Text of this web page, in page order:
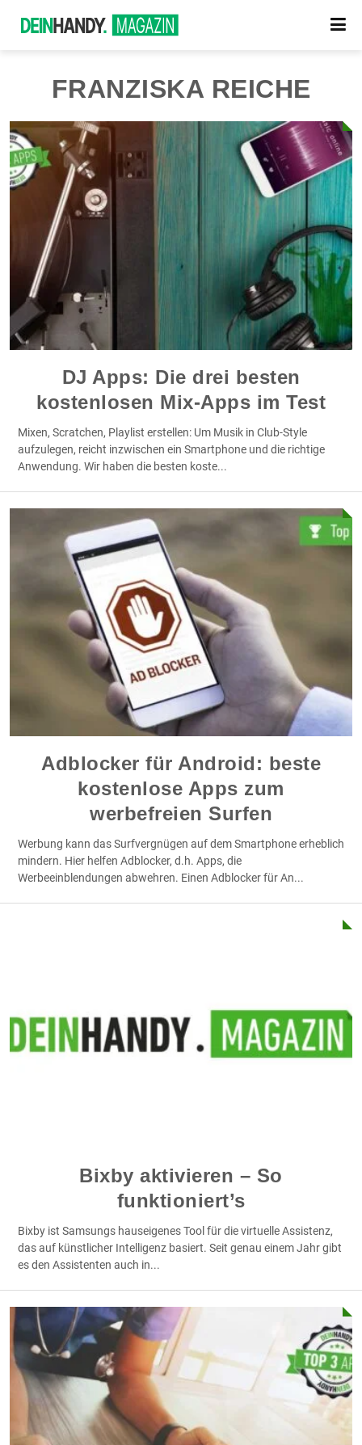
FRANZISKA REICHE
DJ Apps: Die drei besten
kostenlosen Mix-Apps im Test
Mixen, Scratchen, Playlist erstellen: Um Musik in Club-Style
aufzulegen, reicht inzwischen ein Smartphone und die richtige
Anwendung. Wir haben die besten koste...
Adblocker für Android: beste
kostenlose Apps zum
werbefreien Surfen
Werbung kann das Surfvergnügen auf dem Smartphone erheblich
mindern. Hier helfen Adblocker, d.h. Apps, die
Werbeeinblendungen abwehren. Einen Adblocker für An...
Bixby aktivieren – So
funktioniert’s
Bixby ist Samsungs hauseigenes Tool für die virtuelle Assistenz,
das auf künstlicher Intelligenz basiert. Seit genau einem Jahr gibt
es den Assistenten auch in...